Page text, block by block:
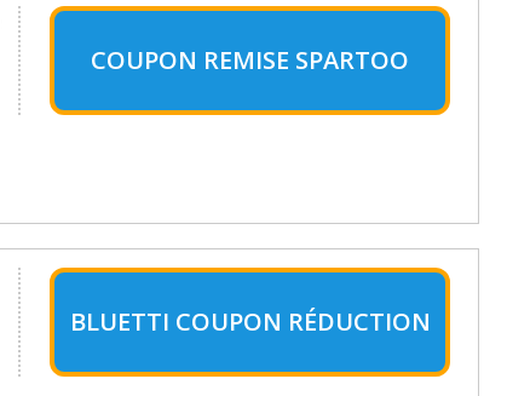
COUPON REMISE SPARTOO
BLUETTI COUPON RÉDUCTION